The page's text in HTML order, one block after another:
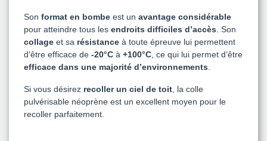
Son format en bombe est un avantage considérable
pour atteindre tous les endroits difficiles d’accès . Son
collage et sa résistance à toute épreuve lui permettent
d’être efficace de -20°C à +100°C , ce qui lui permet d’être
efficace dans une majorité d’environnements
Si vous désirez recoller un ciel de toit , la colle
pulvérisable néoprène est un excellent moyen pour le
recoller parfaitement.